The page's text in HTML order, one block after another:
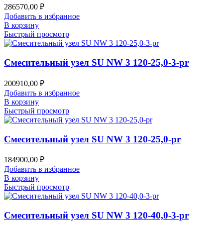
286570,00 ₽
Добавить в избранное
В корзину
Быстрый просмотр
Смесительный узел SU NW 3 120-25,0-3-pr
200910,00 ₽
Добавить в избранное
В корзину
Быстрый просмотр
Смесительный узел SU NW 3 120-25,0-pr
184900,00 ₽
Добавить в избранное
В корзину
Быстрый просмотр
Смесительный узел SU NW 3 120-40,0-3-pr